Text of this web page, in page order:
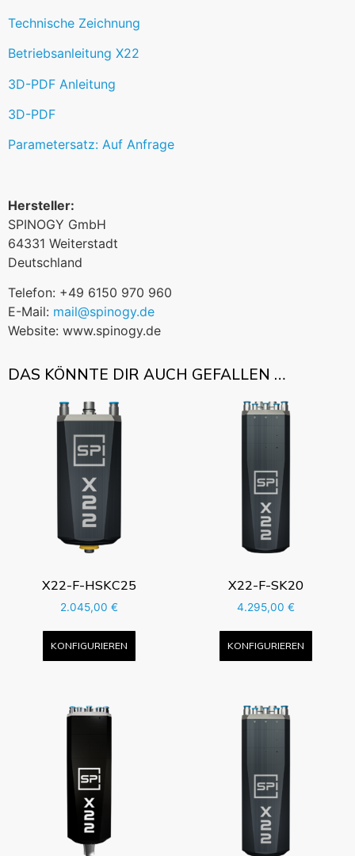
Technische Zeichnung
Betriebsanleitung X22
3D-PDF Anleitung
3D-PDF
Parametersatz: Auf Anfrage
Hersteller:
SPINOGY GmbH
64331 Weiterstadt
Deutschland
Telefon: +49 6150 970 960
E-Mail: mail@spinogy.de
Website: www.spinogy.de
DAS KÖNNTE DIR AUCH GEFALLEN …
X22-F-HSKC25
2.045,00€
KONFIGURIEREN
X22-F-SK20
4.295,00 €
KONFIGURIEREN